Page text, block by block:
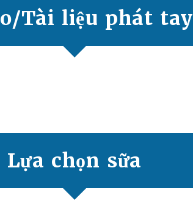
Tài liệu phát tay
Lựa chọn sữa